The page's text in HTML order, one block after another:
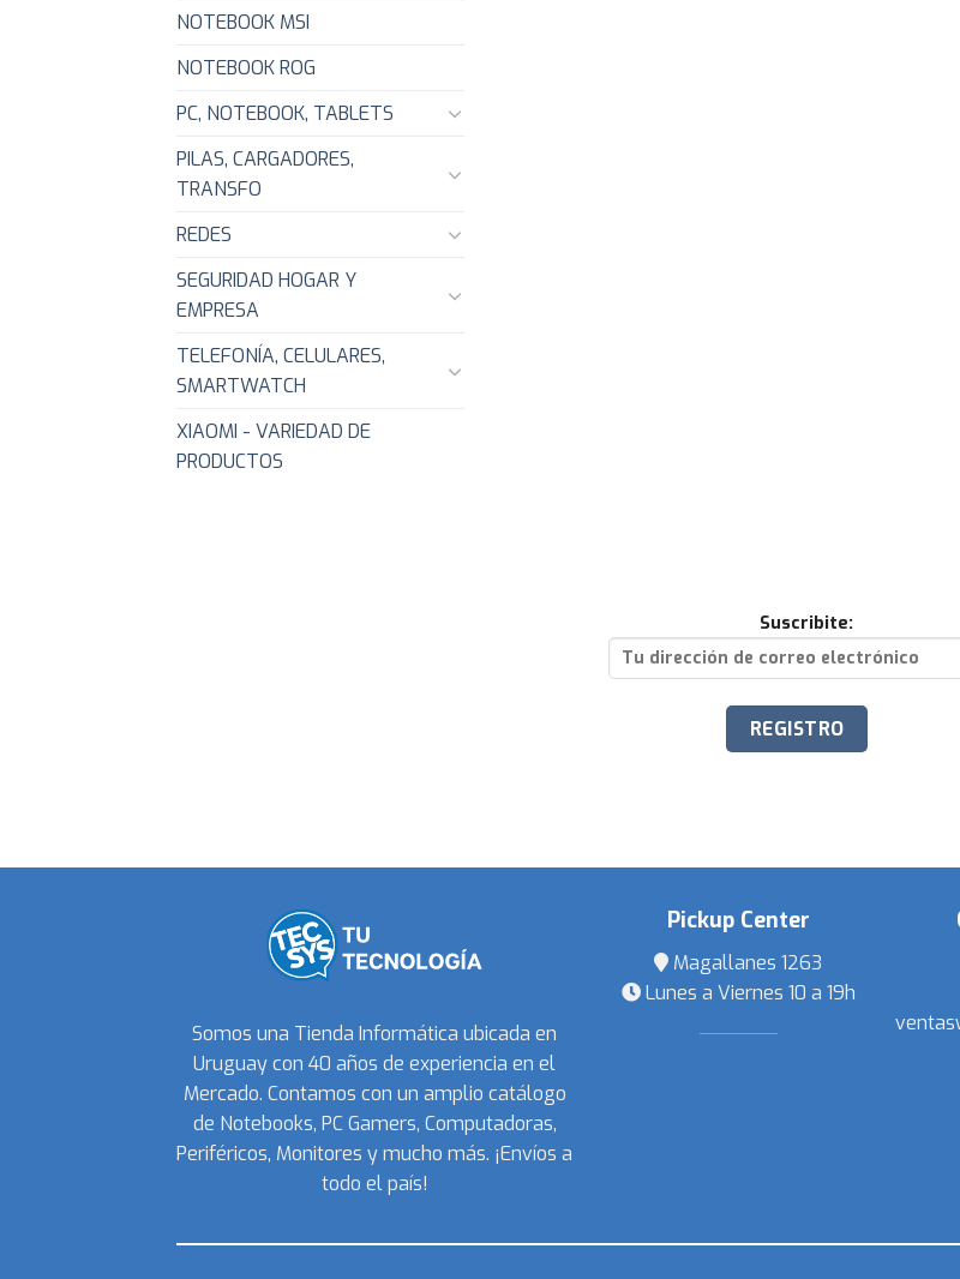
NOTEBOOK MSI
NOTEBOOK ROG
PC, NOTEBOOK, TABLETS
PILAS, CARGADORES,
TRANSFO
REDES
SEGURIDAD HOGAR Y
EMPRESA
TELEFONÍA, CELULARES,
SMARTWATCH
XIAOMI - VARIEDAD DE
PRODUCTOS
Suscribite:
Somos una Tienda Informática ubicada en
Uruguay con 40 años de experiencia en el
Mercado. Contamos con un amplio catálogo
de Notebooks, PC Gamers, Computadoras,
Periféricos, Monitores y mucho más. ¡Envíos a
todo el país!
Pickup Center
Magallanes 1263
Lunes a Viernes 10 a 19h